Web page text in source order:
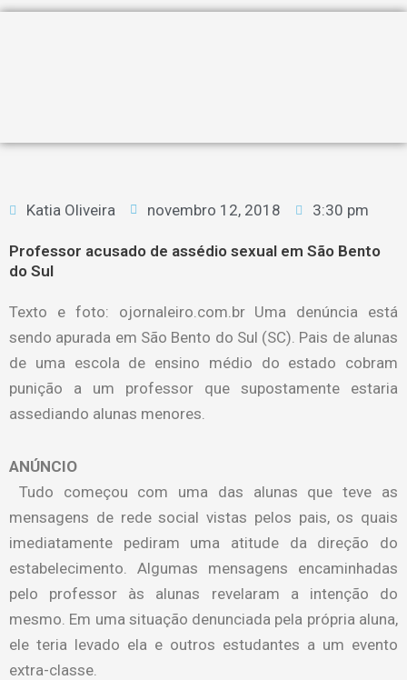
Katia Oliveira novembro 12, 2018 3:30 pm
Professor acusado de assédio sexual em São Bento
do Sul
Texto e foto: ojornaleiro.com.br Uma denúncia está
sendo apurada em São Bento do Sul (SC). Pais de alunas
de uma escola de ensino médio do estado cobram
punição a um professor que supostamente estaria
assediando alunas menores.
ANÚNCIO
Tudo começou com uma das alunas que teve as
mensagens de rede social vistas pelos pais, os quais
imediatamente pediram uma atitude da direção do
estabelecimento. Algumas mensagens encaminhadas
pelo professor às alunas revelaram a intenção do
mesmo. Em uma situação denunciada pela própria aluna,
ele teria levado ela e outros estudantes a um evento
extra-classe.